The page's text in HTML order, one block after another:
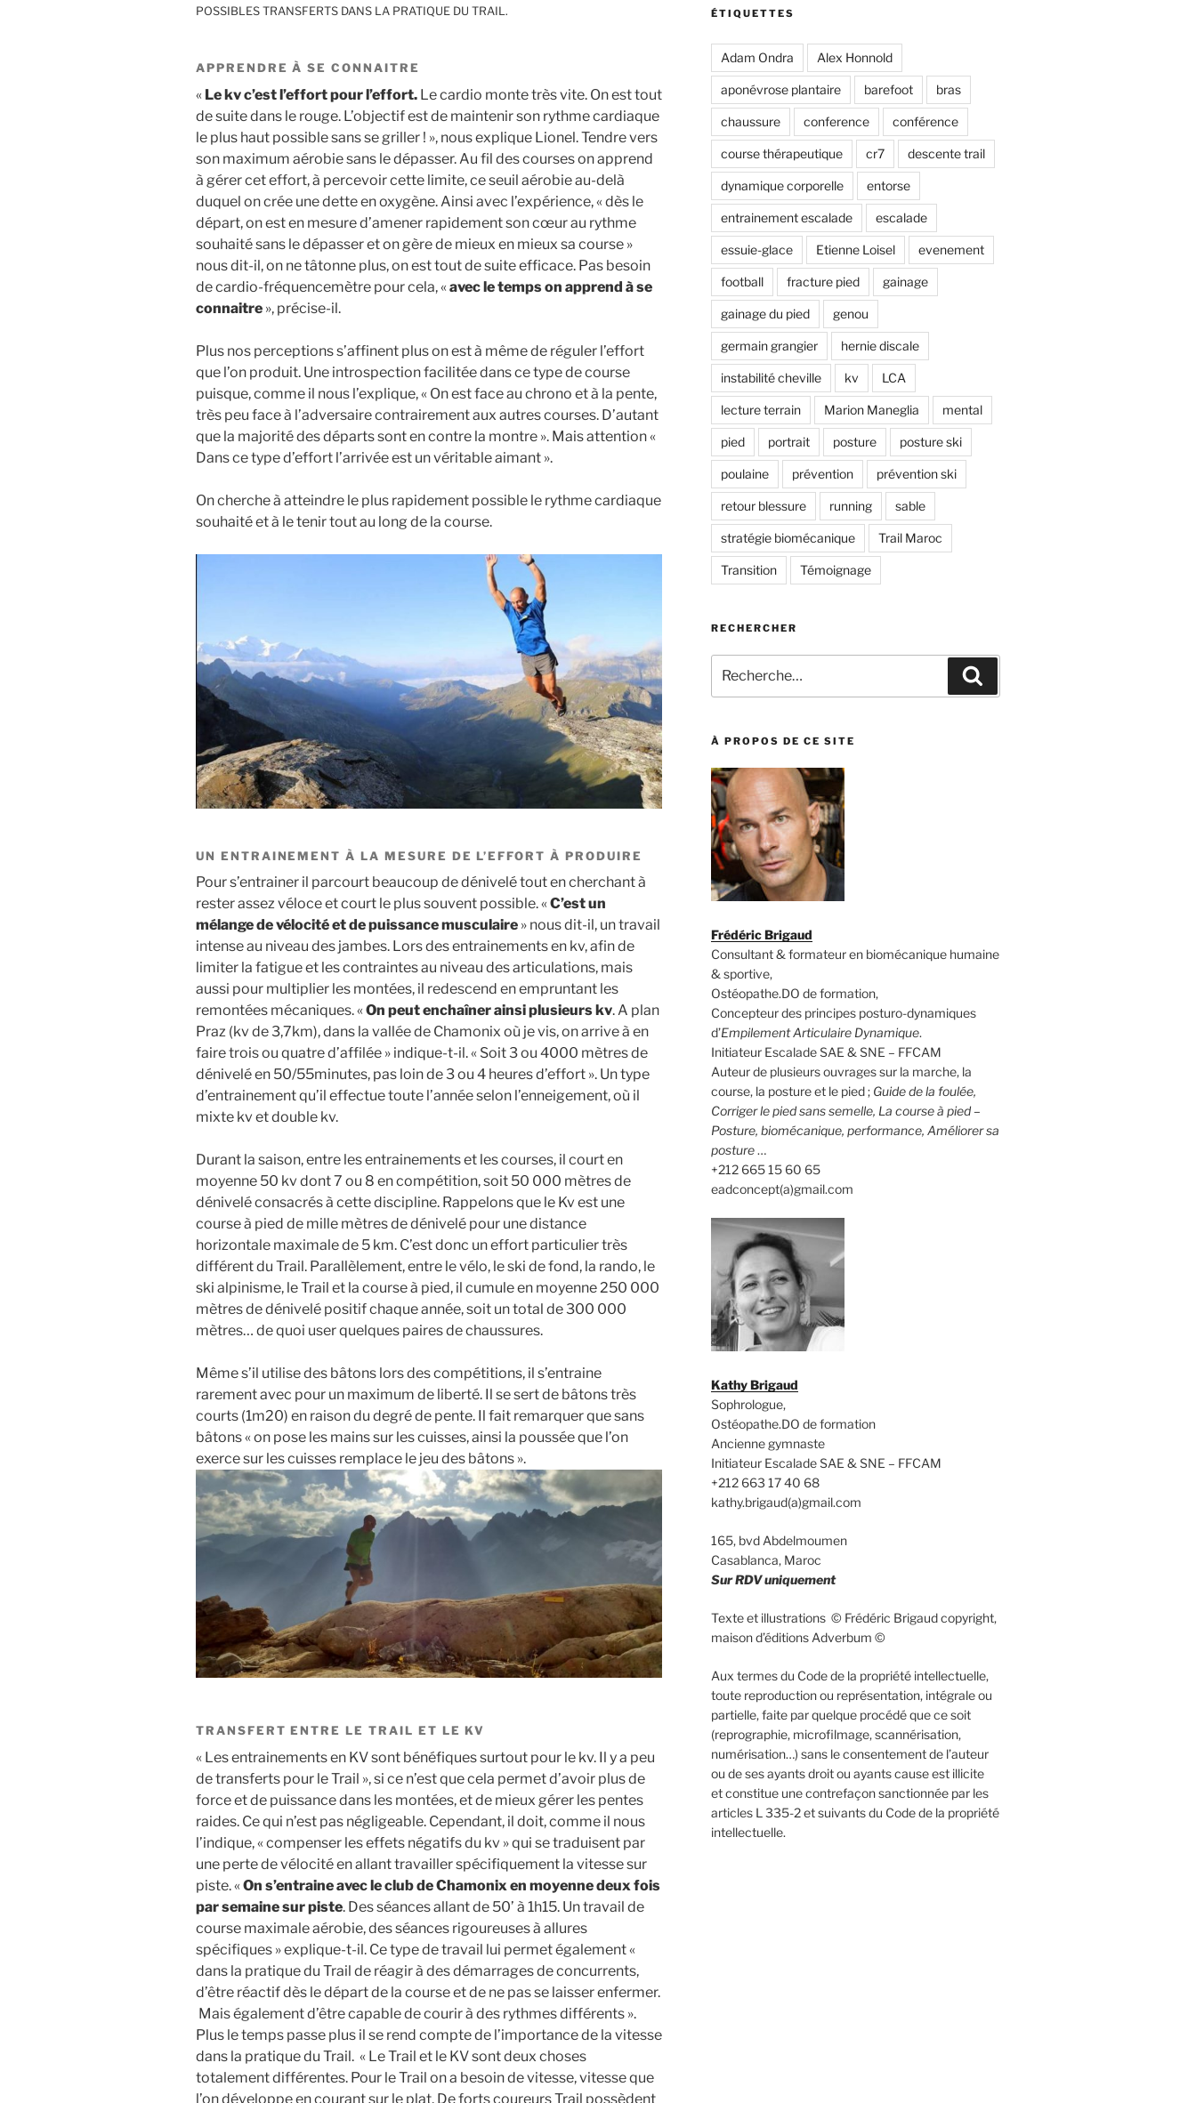
POSSIBLES TRANSFERTS DANS LA PRATIQUE DU TRAIL.
APPRENDRE À SE CONNAITRE
« Le kv c’est l’effort pour l’effort. Le cardio monte très vite. On est tout
de suite dans le rouge. L’objectif est de maintenir son rythme cardiaque
le plus haut possible sans se griller ! », nous explique Lionel. Tendre vers
son maximum aérobie sans le dépasser. Au fil des courses on apprend
à gérer cet effort, à percevoir cette limite, ce seuil aérobie au-delà
duquel on crée une dette en oxygène. Ainsi avec l’expérience, « dès le
départ, on est en mesure d’amener rapidement son cœur au rythme
souhaité sans le dépasser et on gère de mieux en mieux sa course »
nous dit-il, on ne tâtonne plus, on est tout de suite efficace. Pas besoin
de cardio-fréquencemètre pour cela, «avec le temps on apprend à se
connaitre », précise-il.
Plus nos perceptions s’affinent plus on est à même de réguler l’effort
que l’on produit. Une introspection facilitée dans ce type de course
puisque, comme il nous l’explique, « On est face au chrono et à la pente,
très peu face à l’adversaire contrairement aux autres courses. D’autant
que la majorité des départs sont en contre la montre ». Mais attention «
Dans ce type d’effort l’arrivée est un véritable aimant ».
On cherche à atteindre le plus rapidement possible le rythme cardiaque
souhaité et à le tenir tout au long de la course.
UN ENTRAINEMENT À LA MESURE DE L’EFFORT À PRODUIRE
Pour s’entrainer il parcourt beaucoup de dénivelé tout en cherchant à
rester assez véloce et court le plus souvent possible. «C’est un
mélange de vélocité et de puissance musculaire » nous dit-il, un travail
intense au niveau des jambes. Lors des entrainements en kv, afin de
limiter la fatigue et les contraintes au niveau des articulations, mais
aussi pour multiplier les montées, il redescend en empruntant les
remontées mécaniques. «On peut enchaîner ainsi plusieurs kv. A plan
Praz (kv de 3,7km), dans la vallée de Chamonix où je vis, on arrive à en
faire trois ou quatre d’affilée » indique-t-il. « Soit 3 ou 4000 mètres de
dénivelé en 50/55minutes, pas loin de 3 ou 4 heures d’effort ». Un type
d’entrainement qu’il effectue toute l’année selon l’enneigement, où il
mixte kv et double kv.
Durant la saison, entre les entrainements et les courses, il court en
moyenne 50 kv dont 7 ou 8 en compétition, soit 50 000 mètres de
dénivelé consacrés à cette discipline. Rappelons que le Kv est une
course à pied de mille mètres de dénivelé pour une distance
horizontale maximale de 5 km. C’est donc un effort particulier très
différent du Trail. Parallèlement, entre le vélo, le ski de fond, la rando, le
ski alpinisme, le Trail et la course à pied, il cumule en moyenne 250 000
mètres de dénivelé positif chaque année, soit un total de 300 000
mètres… de quoi user quelques paires de chaussures.
Même s’il utilise des bâtons lors des compétitions, il s’entraine
rarement avec pour un maximum de liberté. Il se sert de bâtons très
courts (1m20) en raison du degré de pente. Il fait remarquer que sans
bâtons « on pose les mains sur les cuisses, ainsi la poussée que l’on
exerce sur les cuisses remplace le jeu des bâtons ».
TRANSFERT ENTRE LE TRAIL ET LE KV
« Les entrainements en KV sont bénéfiques surtout pour le kv. Il y a peu
de transferts pour le Trail », si ce n’est que cela permet d’avoir plus de
force et de puissance dans les montées, et de mieux gérer les pentes
raides. Ce qui n’est pas négligeable. Cependant, il doit, comme il nous
l’indique, « compenser les effets négatifs du kv » qui se traduisent par
une perte de vélocité en allant travailler spécifiquement la vitesse sur
piste. «On s’entraine avec le club de Chamonix en moyenne deux fois
par semaine sur piste. Des séances allant de 50’ à 1h15. Un travail de
course maximale aérobie, des séances rigoureuses à allures
spécifiques » explique-t-il. Ce type de travail lui permet également «
dans la pratique du Trail de réagir à des démarrages de concurrents,
d’être réactif dès le départ de la course et de ne pas se laisser enfermer.
Mais également d’être capable de courir à des rythmes différents ».
Plus le temps passe plus il se rend compte de l’importance de la vitesse
dans la pratique du Trail. « Le Trail et le KV sont deux choses
totalement différentes. Pour le Trail on a besoin de vitesse, vitesse que
l’on développe en courant sur le plat. De forts coureurs Trail possèdent
ÉTIQUETTES
Adam Ondra Alex Honnold
aponévrose plantaire barefoot bras
chaussure conference conférence
course thérapeutique cr7 descente trail
dynamique corporelle entorse
entrainement escalade escalade
essuie-glace Etienne Loisel evenement
football fracture pied gainage
gainage du pied genou
germain grangier hernie discale
instabilité cheville kv LCA
lecture terrain Marion Maneglia mental
pied portrait posture posture ski
poulaine prévention prévention ski
retour blessure running sable
stratégie biomécanique Trail Maroc
Transition Témoignage
RECHERCHER
pour
:
À PROPOS DE CE SITE
Frédéric Brigaud
Consultant & formateur en biomécanique humaine
& sportive,
Ostéopathe.DO de formation,
Concepteur des principes posturo-dynamiques
d’Empilement Articulaire Dynamique.
Initiateur Escalade SAE & SNE – FFCAM
Auteur de plusieurs ouvrages sur la marche, la
course, la posture et le pied ; Guide de la foulée,
Corriger le pied sans semelle, La course à pied –
Posture, biomécanique, performance, Améliorer sa
posture…
+212 665 15 60 65
eadconcept(a)gmail.com
Kathy Brigaud
Sophrologue,
Ostéopathe.DO de formation
Ancienne gymnaste
Initiateur Escalade SAE & SNE – FFCAM
+212 663 17 40 68
kathy.brigaud(a)gmail.com
165, bvd Abdelmoumen
Casablanca, Maroc
Sur RDV uniquement
Texte et illustrations © Frédéric Brigaud copyright,
maison d’éditions Adverbum ©
Aux termes du Code de la propriété intellectuelle,
toute reproduction ou représentation, intégrale ou
partielle, faite par quelque procédé que ce soit
(reprographie, microfilmage, scannérisation,
numérisation…) sans le consentement de l’auteur
ou de ses ayants droit ou ayants cause est illicite
et constitue une contrefaçon sanctionnée par les
articles L 335-2 et suivants du Code de la propriété
intellectuelle.